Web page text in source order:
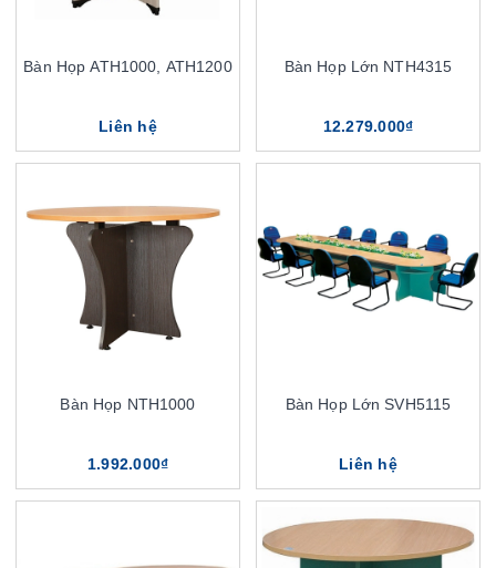
Bàn Họp ATH1000, ATH1200
Liên hệ
Bàn Họp Lớn NTH4315
12.279.000₫
Bàn Họp NTH1000
1.992.000₫
Bàn Họp Lớn SVH5115
Liên hệ